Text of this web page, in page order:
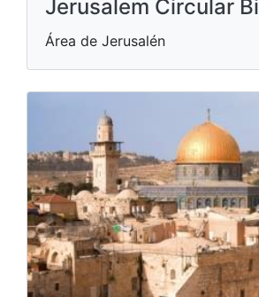
Jerusalem Circular
Área de Jerusalén